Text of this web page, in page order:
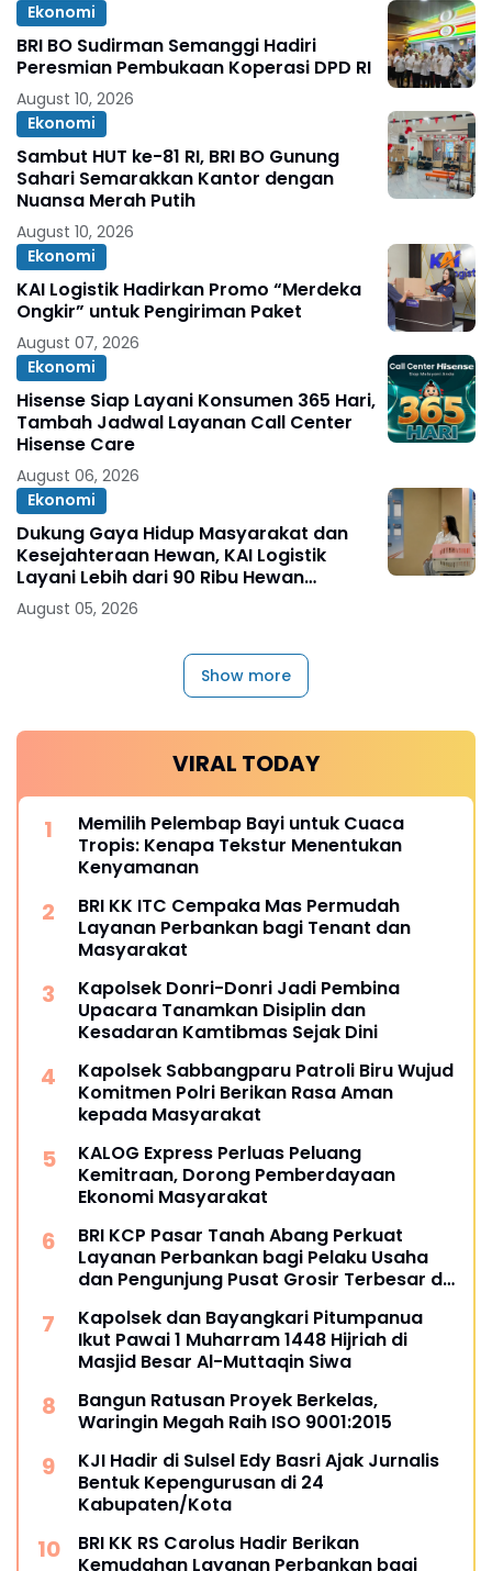
Ekonomi
BRI BO Sudirman Semanggi Hadiri
Peresmian Pembukaan Koperasi DPD RI
August 10, 2026
Ekonomi
Sambut HUT ke-81 RI, BRI BO Gunung
Sahari Semarakkan Kantor dengan
Nuansa Merah Putih
August 10, 2026
Ekonomi
KAI Logistik Hadirkan Promo “Merdeka
Ongkir” untuk Pengiriman Paket
August 07, 2026
Ekonomi
Hisense Siap Layani Konsumen 365 Hari,
Tambah Jadwal Layanan Call Center
Hisense Care
August 06, 2026
Ekonomi
Dukung Gaya Hidup Masyarakat dan
Kesejahteraan Hewan, KAI Logistik
Layani Lebih dari 90 Ribu Hewan
Peliharaan pada Semester I 2026
August 05, 2026
Show more
VIRAL TODAY
Memilih Pelembap Bayi untuk Cuaca
Tropis: Kenapa Tekstur Menentukan
Kenyamanan
BRI KK ITC Cempaka Mas Permudah
Layanan Perbankan bagi Tenant dan
Masyarakat
Kapolsek Donri-Donri Jadi Pembina
Upacara Tanamkan Disiplin dan
Kesadaran Kamtibmas Sejak Dini
Kapolsek Sabbangparu Patroli Biru Wujud
Komitmen Polri Berikan Rasa Aman
kepada Masyarakat
KALOG Express Perluas Peluang
Kemitraan, Dorong Pemberdayaan
Ekonomi Masyarakat
BRI KCP Pasar Tanah Abang Perkuat
Layanan Perbankan bagi Pelaku Usaha
dan Pengunjung Pusat Grosir Terbesar di
Kapolsek dan Bayangkari Pitumpanua
Ikut Pawai 1 Muharram 1448 Hijriah di
Masjid Besar Al-Muttaqin Siwa
Bangun Ratusan Proyek Berkelas,
Waringin Megah Raih ISO 9001:2015
KJI Hadir di Sulsel Edy Basri Ajak Jurnalis
Bentuk Kepengurusan di 24
Kabupaten/Kota
BRI KK RS Carolus Hadir Berikan
Kemudahan Layanan Perbankan bagi